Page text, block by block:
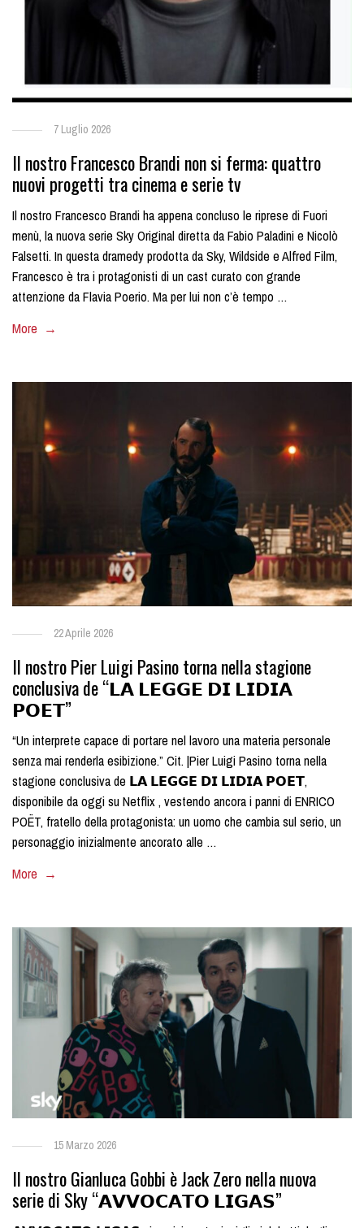
7 Luglio 2026
Il nostro Francesco Brandi non si ferma: quattro
nuovi progetti tra cinema e serie tv
Il nostro Francesco Brandi ha appena concluso le riprese di Fuori
menù, la nuova serie Sky Original diretta da Fabio Paladini e Nicolò
Falsetti. In questa dramedy prodotta da Sky, Wildside e Alfred Film,
Francesco è tra i protagonisti di un cast curato con grande
attenzione da Flavia Poerio. Ma per lui non c’è tempo …
More →
22 Aprile 2026
Il nostro Pier Luigi Pasino torna nella stagione
conclusiva de “𝗟𝗔 𝗟𝗘𝗚𝗚𝗘 𝗗𝗜 𝗟𝗜𝗗𝗜𝗔
𝗣𝗢𝗘𝗧”
“Un interprete capace di portare nel lavoro una materia personale
senza mai renderla esibizione.” Cit. |Pier Luigi Pasino torna nella
stagione conclusiva de 𝗟𝗔 𝗟𝗘𝗚𝗚𝗘 𝗗𝗜 𝗟𝗜𝗗𝗜𝗔 𝗣𝗢𝗘𝗧,
disponibile da oggi su Netflix , vestendo ancora i panni di ENRICO
POËT, fratello della protagonista: un uomo che cambia sul serio, un
personaggio inizialmente ancorato alle …
More →
15 Marzo 2026
Il nostro Gianluca Gobbi è Jack Zero nella nuova
serie di Sky “𝗔𝗩𝗩𝗢𝗖𝗔𝗧𝗢 𝗟𝗜𝗚𝗔𝗦”